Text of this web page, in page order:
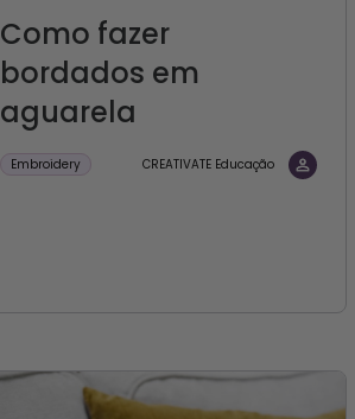
Como fazer
bordados em
aguarela
Embroidery CREATIVATE Educação